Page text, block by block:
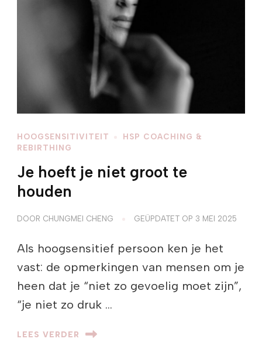
HOOGSENSITIVITEIT
HSP COACHING &
REBIRTHING
Je hoeft je niet groot te
houden
DOOR CHUNGMEI CHENG GEÜPDATET OP 3 MEI 2025
Als hoogsensitief persoon ken je het
vast: de opmerkingen van mensen om je
heen dat je “niet zo gevoelig moet zijn”,
“je niet zo druk …
LEES VERDER